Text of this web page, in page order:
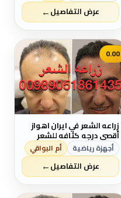
عرض التفاصيل←
0.00
زراعه الشعر في ايران اهواز
أقصي درجه كثافه للشعر
نقل من الحدود، السكن ،
تحاليل العمليه ، بل اشراف
طبيب جلدي و شعر اتصال
علي واتساپ دكتوره سميه
أجهزة رياضية أم البواقي
عرض التفاصيل←